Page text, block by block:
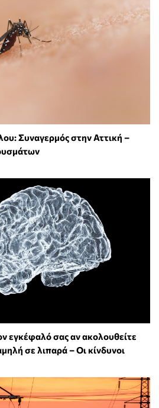
Συναγερμός στην Αττική –
εγκέφαλό σας αν ακολουθείτε
σε λιπαρά – Οι κίνδυνοι